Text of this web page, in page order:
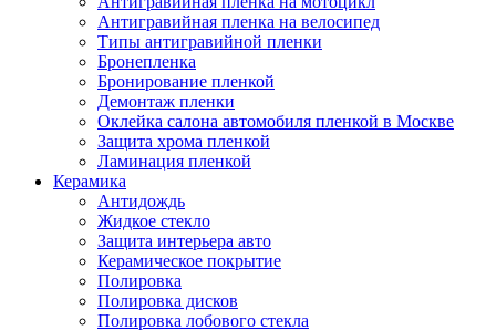
Антигравийная пленка на велосипед
Типы антигравийной пленки
Бронепленка
Бронирование пленкой
Демонтаж пленки
Оклейка салона автомобиля пленкой в Москве
Защита хрома пленкой
Ламинация пленкой
Керамика
Антидождь
Жидкое стекло
Защита интерьера авто
Керамическое покрытие
Полировка
Полировка дисков
Полировка лобового стекла